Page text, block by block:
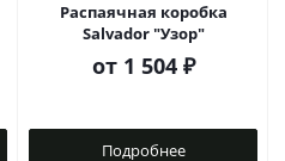
Распаячная коробка
Salvador "Узор"
от 1 504 ₽
Подробнее